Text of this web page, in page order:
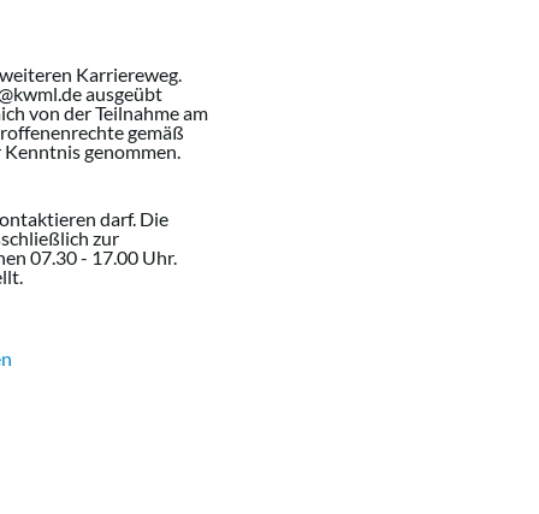
Karriereweg.
ausgeübt
von der Teilnahme am
gemäß
genommen.
darf. Die
zur
07.30 - 17.00 Uhr.